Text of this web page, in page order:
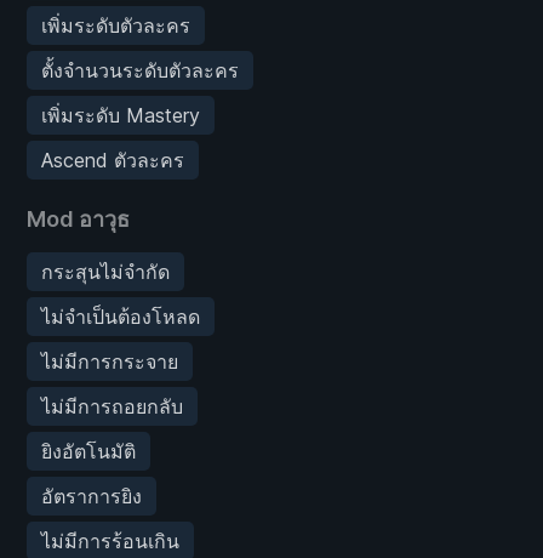
เพิ่มระดับตัวละคร
ตั้งจำนวนระดับตัวละคร
เพิ่มระดับ Mastery
Ascend ตัวละคร
Mod อาวุธ
กระสุนไม่จำกัด
ไม่จำเป็นต้องโหลด
ไม่มีการกระจาย
ไม่มีการถอยกลับ
ยิงอัตโนมัติ
อัตราการยิง
ไม่มีการร้อนเกิน